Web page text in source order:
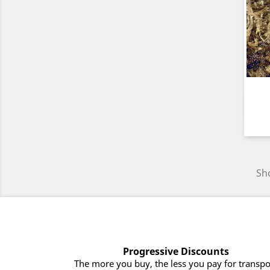
Progressive Discounts
The more you buy, the less you pay for